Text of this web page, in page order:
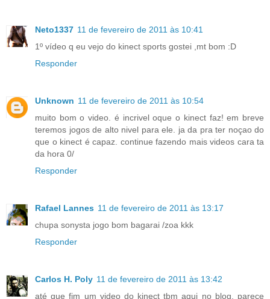
Neto1337 11 de fevereiro de 2011 às 10:41
1º vídeo q eu vejo do kinect sports gostei ,mt bom :D
Responder
Unknown 11 de fevereiro de 2011 às 10:54
muito bom o video. é incrivel oque o kinect faz! em breve
teremos jogos de alto nivel para ele. ja da pra ter noçao do
que o kinect é capaz. continue fazendo mais videos cara ta
da hora 0/
Responder
Rafael Lannes 11 de fevereiro de 2011 às 13:17
chupa sonysta jogo bom bagarai /zoa kkk
Responder
Carlos H. Poly 11 de fevereiro de 2011 às 13:42
até que fim um video do kinect tbm aqui no blog, parece